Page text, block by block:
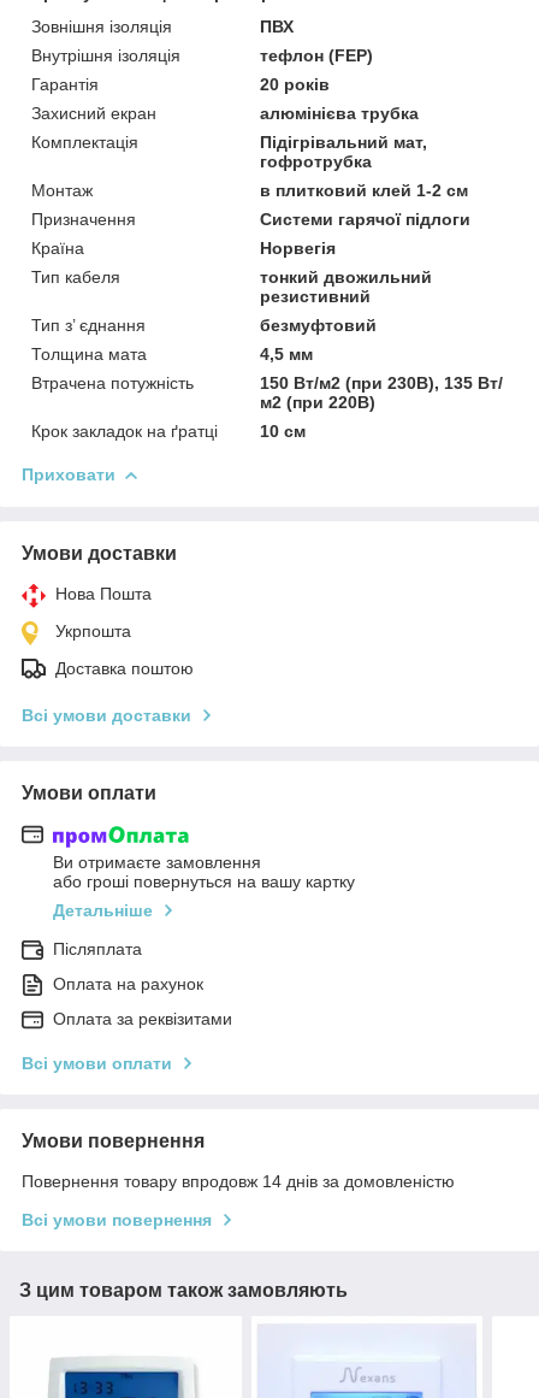
Зовнішня ізоляція
ПВХ
Внутрішня ізоляція
тефлон (FEP)
Гарантія
20 років
Захисний екран
алюмінієва трубка
Комплектація
Підігрівальний мат,
гофротрубка
Монтаж
в плитковий клей 1-2 см
Призначення
Системи гарячої підлоги
Країна
Норвегія
Тип кабеля
тонкий двожильний
резистивний
Тип з’ єднання
безмуфтовий
Толщина мата
4,5 мм
Втрачена потужність
150 Вт/м2 (при 230В), 135 Вт/
м2 (при 220В)
Крок закладок на ґратці
10 см
Приховати
Умови доставки
Нова Пошта
Укрпошта
Доставка поштою
Всі умови доставки
Умови оплати
Ви отримаєте замовлення
або гроші повернуться на вашу картку
Детальніше
Післяплата
Оплата на рахунок
Оплата за реквізитами
Всі умови оплати
Умови повернення
Повернення товару впродовж 14 днів за домовленістю
Всі умови повернення
З цим товаром також замовляють